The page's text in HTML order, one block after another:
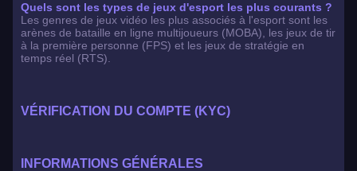
Quels sont les types de jeux d'esport les plus courants ?
Les genres de jeux vidéo les plus associés à l'esport sont les
arènes de bataille en ligne multijoueurs (MOBA), les jeux de tir
à la première personne (FPS) et les jeux de stratégie en
temps réel (RTS).
VÉRIFICATION DU COMPTE (KYC)
INFORMATIONS GÉNÉRALES